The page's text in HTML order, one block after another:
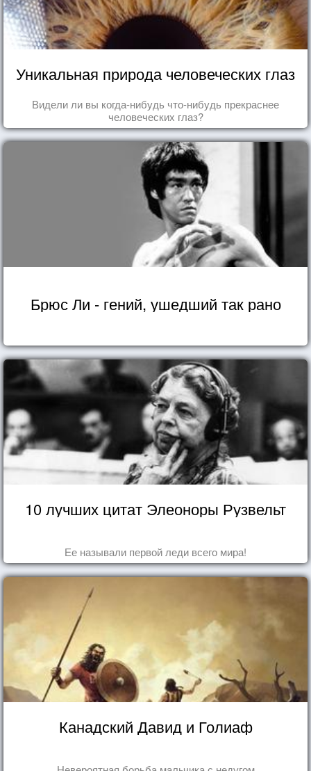
Уникальная природа человеческих глаз
Видели ли вы когда-нибудь что-нибудь прекраснее
человеческих глаз?
Брюс Ли - гений, ушедший так рано
10 лучших цитат Элеоноры Рузвельт
Ее называли первой леди всего мира!
Канадский Давид и Голиаф